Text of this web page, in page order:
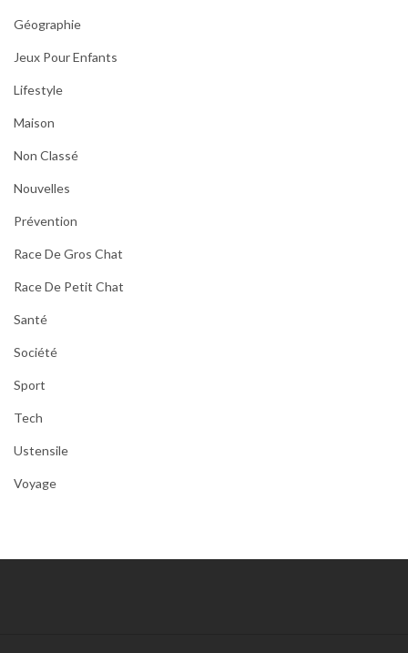
Géographie
Jeux Pour Enfants
Lifestyle
Maison
Non Classé
Nouvelles
Prévention
Race De Gros Chat
Race De Petit Chat
Santé
Société
Sport
Tech
Ustensile
Voyage